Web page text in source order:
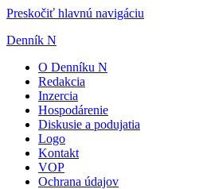
Preskočiť hlavnú navigáciu
Denník N
O Denníku N
Redakcia
Inzercia
Hospodárenie
Diskusie a podujatia
Logo
Kontakt
VOP
Ochrana údajov